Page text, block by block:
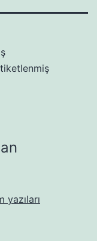
yazıları